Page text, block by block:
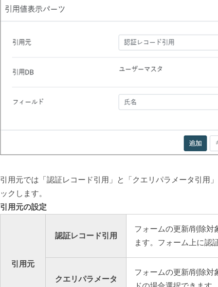
引用元では「認証レコード引用」と「クエリパラメータ引用
ックします。
引用元の設定
引用元
認証レコード引用
フォームの更新/削除対
ます。フォーム上に認
クエリパラメータ
フォームの更新/削除対